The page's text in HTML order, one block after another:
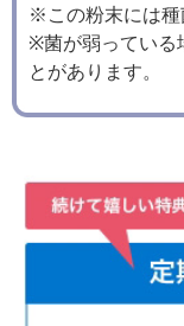
※この粉末には種
※菌が弱っている
とがあります。